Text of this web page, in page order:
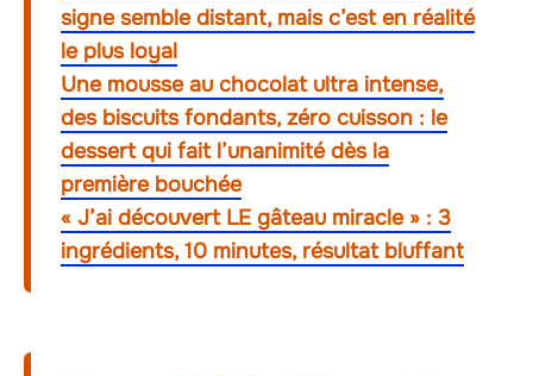
signe semble distant, mais c’est en réalité
le plus loyal
Une mousse au chocolat ultra intense,
des biscuits fondants, zéro cuisson : le
dessert qui fait l’unanimité dès la
première bouchée
« J’ai découvert LE gâteau miracle » : 3
ingrédients, 10 minutes, résultat bluffant